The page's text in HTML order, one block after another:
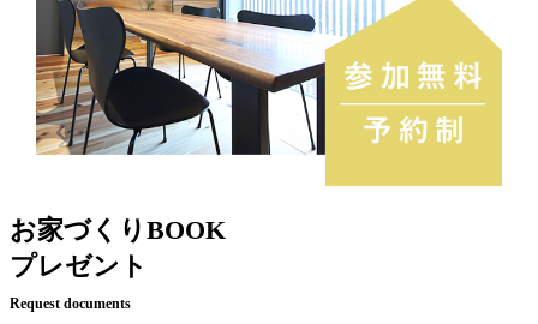
お家づくりBOOK
プレゼント
Request documents